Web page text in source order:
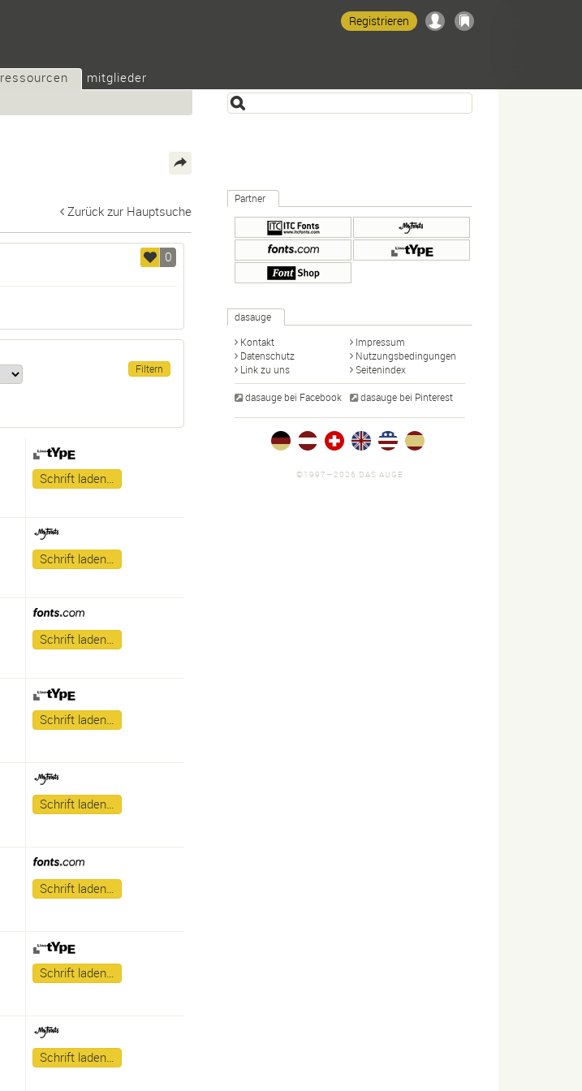
ressourcen
mitglieder
Registrieren
Zurück zur Hauptsuche
0
Schrift laden…
Schrift laden…
Schrift laden…
Schrift laden…
Schrift laden…
Schrift laden…
Schrift laden…
Schrift laden…
Partner
dasauge
Kontakt
Impressum
Datenschutz
Nutzungsbedingungen
Link zu uns
Seitenindex
dasauge bei Facebook dasauge bei Pinterest
©1997—2026 DAS AUGE